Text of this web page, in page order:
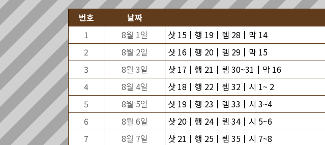
번호 날짜
1
8월 1일
삿 15┃행 19┃렘 28┃막 14
2
8월 2일
삿 16┃행 20┃렘 29┃막 15
3
8월 3일
삿 17┃행 21┃렘 30~31┃막 16
4
8월 4일
삿 18┃행 22┃렘 32┃시 1~ 2
5
8월 5일
삿 19┃행 23┃렘 33┃시 3~4
6
8월 6일
삿 20┃행 24┃렘 34┃시 5~6
7
8월 7일
삿 21┃행 25┃렘 35┃시 7~8